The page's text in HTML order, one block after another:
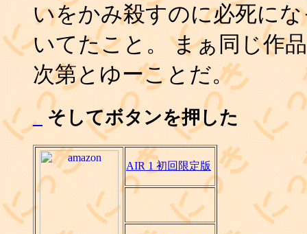
いをかみ殺すのに必死に
いてたこと。 まぁ同じ作
次第とゆーことだ。
_ そしてボタンを押した
AIR 1 初回限定版